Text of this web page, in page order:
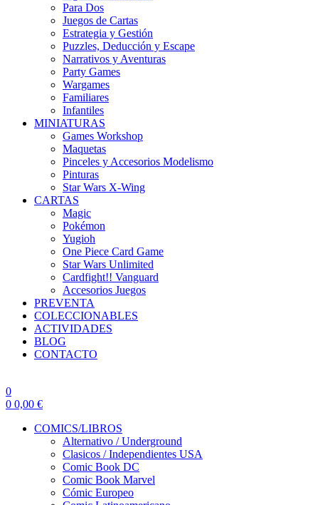
Para Dos
Juegos de Cartas
Estrategia y Gestión
Puzzles, Deducción y Escape
Narrativos y Aventuras
Party Games
Wargames
Familiares
Infantiles
MINIATURAS
Games Workshop
Maquetas
Pinceles y Accesorios Modelismo
Pinturas
Star Wars X-Wing
CARTAS
Magic
Pokémon
Yugioh
One Piece Card Game
Star Wars Unlimited
Cardfight!! Vanguard
Accesorios Juegos
PREVENTA
COLECCIONABLES
ACTIVIDADES
BLOG
CONTACTO
0
0 0,00 €
COMICS/LIBROS
Alternativo / Underground
Clasicos / Independientes USA
Comic Book DC
Comic Book Marvel
Cómic Europeo